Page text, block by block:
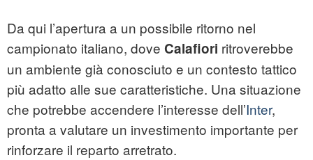
Da qui l’apertura a un possibile ritorno nel
campionato italiano, dove Calafiori ritroverebbe
un ambiente già conosciuto e un contesto tattico
più adatto alle sue caratteristiche. Una situazione
che potrebbe accendere l’interesse dell’Inter,
pronta a valutare un investimento importante per
rinforzare il reparto arretrato.